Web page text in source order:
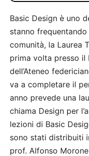
Basic Design è uno
stanno
comunità, la Laurea
prima volta presso
dell’Ateneo
va a completare il
anno prevede una
chiama Design per
lezioni di Basic
sono stati distribuiti
prof. Alfonso